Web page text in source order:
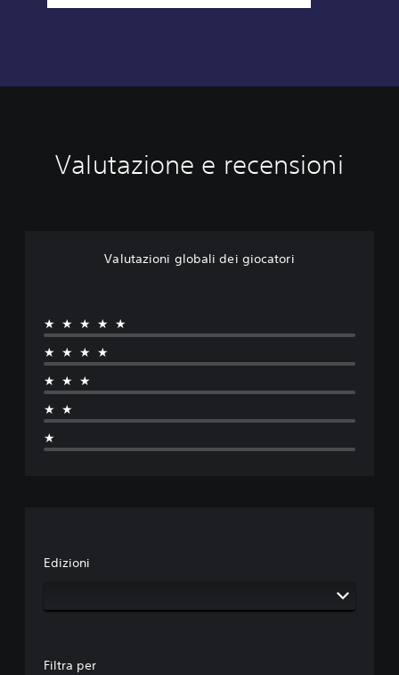
Valutazione e recensioni
Valutazioni globali dei giocatori
★★★★★
★★★★
★★★
★★
★
Edizioni
Filtra per